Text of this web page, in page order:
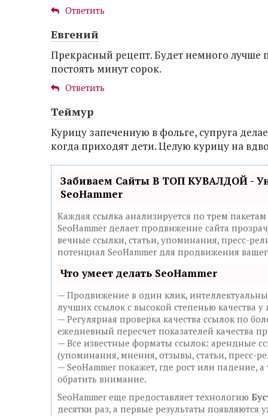
Ответить
Евгений
Прекрасный рецепт. Будет немного лучше
постоять минут сорок.
Ответить
Теймур
Курицу запеченную в фольге, супруга
когда приходят дети. Целую курицу на
Забиваем Сайты В ТОП КУВАЛДОЙ -
SeoHammer
Каждая ссылка анализируется по трем
SeoHammer делает продвижение сайта
вечные ссылки, статьи, упоминания, пресс-
потенциал SeoHammer для продвижения
Что умеет делать SeoHammer
— Продвижение в один клик,
лучших ссылок с высокой степенью качества
— Регулярная проверка качества ссылок по
ежедневный пересчет показателей качества
— Все известные форматы ссылок: арендные
(упоминания, мнения, отзывы, статьи, пресс-
— SeoHammer покажет, где рост или падение,
обратить внимание.
SeoHammer еще предоставляет технологию
десятки раз, а первые результаты появляются